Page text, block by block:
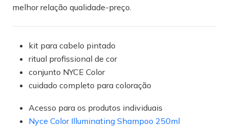
melhor relação qualidade-preço.
kit para cabelo pintado
ritual profissional de cor
conjunto NYCE Color
cuidado completo para coloração
Acesso para os produtos individuais
Nyce Color Illuminating Shampoo 250ml